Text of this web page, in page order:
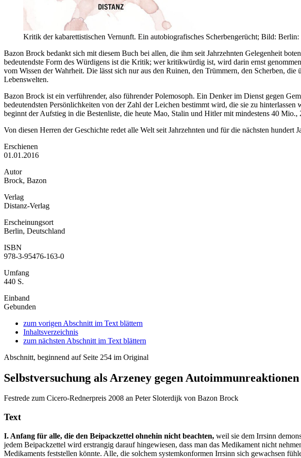
Kritik der kabarettistischen Vernunft. Ein autobiografisches Scherbengerücht; Bild: Berlin:
Bazon Brock bedankt sich mit diesem Buch bei allen, die ihm seit Jahrzehnten Gelegenheit
bedeutendste Form des Würdigens ist die Kritik; wer kritikwürdig ist, wird darin ernst
vom Wissen der Wahrheit. Die lässt sich nur aus den Ruinen, den Trümmern, den Scherben,
Lebenswelten.
Bazon Brock ist ein verführender, also führender Polemosoph. Ein Denker im Dienst gegen
bedeutendsten Persönlichkeiten von der Zahl der Leichen bestimmt wird, die sie zu
beginnt der Aufstieg in die Bestenliste, die heute Mao, Stalin und Hitler mit mindestens 40
Von diesen Herren der Geschichte redet alle Welt seit Jahrzehnten und für die nächsten
Erschienen
01.01.2016
Autor
Brock, Bazon
Verlag
Distanz-Verlag
Erscheinungsort
Berlin, Deutschland
ISBN
978-3-95476-163-0
Umfang
440 S.
Einband
Gebunden
zum vorigen Abschnitt im Text blättern
Inhaltsverzeichnis
zum nächsten Abschnitt im Text blättern
Abschnitt, beginnend auf Seite 254 im Original
Selbstversuchung als Arzeney gegen Autoimmunreaktionen
Festrede zum Cicero-Rednerpreis 2008 an Peter Sloterdijk von Bazon Brock
Text
I. Anfang für alle, die den Beipackzettel ohnehin nicht beachten, weil sie dem Irrsinn
jedem Beipackzettel wird erstrangig darauf hingewiesen, dass man das Medikament nicht
Medikaments feststellen könnte. Alle, die solchem systemkonformen Irrsinn sich gewachsen